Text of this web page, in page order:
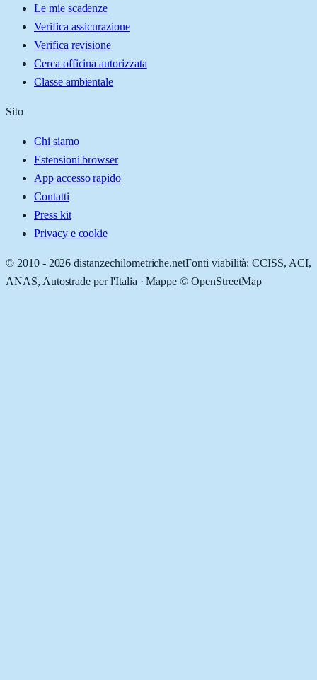
Le mie scadenze
Verifica assicurazione
Verifica revisione
Cerca officina autorizzata
Classe ambientale
Sito
Chi siamo
Estensioni browser
App accesso rapido
Contatti
Press kit
Privacy e cookie
© 2010 - 2026 distanzechilometriche.netFonti viabilità: CCISS, ACI,
ANAS, Autostrade per l'Italia · Mappe © OpenStreetMap